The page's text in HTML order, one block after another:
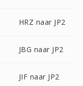
HRZ naar JP2
JBG naar JP2
JIF naar JP2